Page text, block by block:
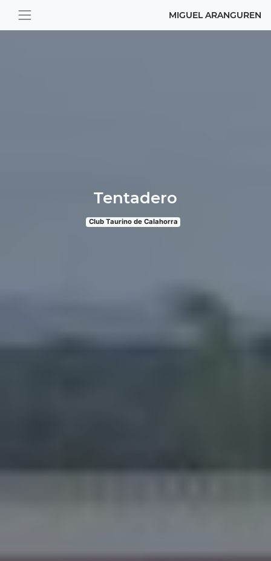
MIGUEL ARANGUREN
Tentadero
Club Taurino de Calahorra